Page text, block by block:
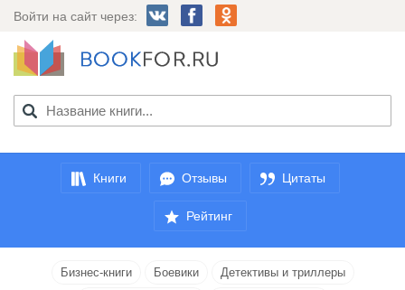
Войти на сайт через:
Книги Отзывы Цитаты
Рейтинг
Бизнес-книги Боевики
Детективы и триллеры